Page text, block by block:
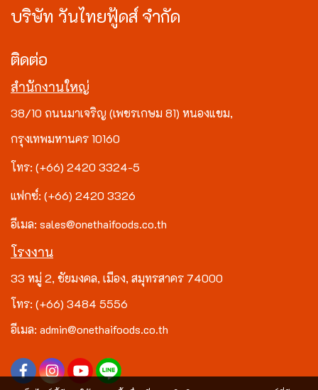
บริษัท วันไทยฟู้ดส์ จำกัด
ติดต่อ
สำนักงานใหญ่
38/10 ถนนมาเจริญ (เพชรเกษม 81) หนองแขม,
กรุงเทพมหานคร 10160
โทร: (+66) 2420 3324-5
แฟกซ์: (+66) 2420 3326
อีเมล: sales@onethaifoods.co.th
โรงงาน
33 หมู่ 2, ชัยมงคล, เมือง, สมุทรสาคร 74000
โทร: (+66) 3484 5556
อีเมล: admin@onethaifoods.co.th